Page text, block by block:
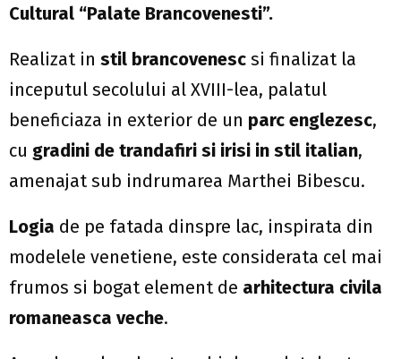
Cultural “Palate Brancovenesti”.
Realizat in stil brancovenesc si finalizat la
inceputul secolului al XVIII-lea, palatul
beneficiaza in exterior de un parc englezesc,
cu gradini de trandafiri si irisi in stil italian,
amenajat sub indrumarea Marthei Bibescu.
Logia de pe fatada dinspre lac, inspirata din
modelele venetiene, este considerata cel mai
frumos si bogat element de arhitectura civila
romaneasca veche.